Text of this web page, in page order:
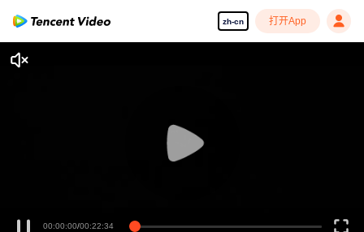
zh-cn 打开App
00:00:00/00:22:34